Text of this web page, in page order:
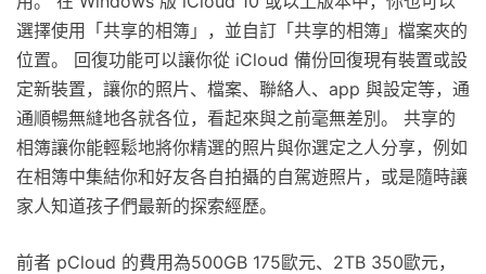
選擇使用「共享的相簿」，並自訂「共享的相簿」檔案夾的
位置。 回復功能可以讓你從 iCloud 備份回復現有裝置或設
定新裝置，讓你的照片、檔案、聯絡人、app 與設定等，通
通順暢無縫地各就各位，看起來與之前毫無差別。 共享的
相簿讓你能輕鬆地將你精選的照片與你選定之人分享，例如
在相簿中集結你和好友各自拍攝的自駕遊照片，或是隨時讓
家人知道孩子們最新的探索經歷。
前者 pCloud 的費用為500GB 175歐元、2TB 350歐元，